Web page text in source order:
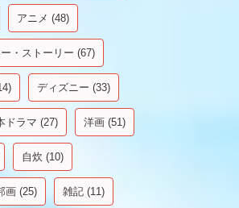
アニメ (48)
・ストーリー (67)
ディズニー (33)
ドラマ (27) 洋画(51)
自炊 (10)
画(25) 雑記(11)